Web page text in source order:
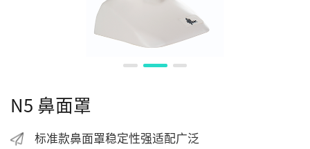
N5 鼻面罩
标准款鼻面罩稳定性强适配广泛